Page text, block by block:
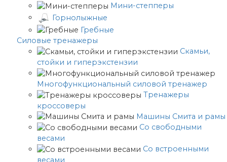
Мини-степперы
Горнолыжные
Гребные
Cиловые тренажеры
Скамьи,
стойки и гиперэкстензии
Многофункциональный силовой тренажер
Тренажеры
кроссоверы
Машины Смита и рамы
Со свободными
весами
Со встроенными
весами